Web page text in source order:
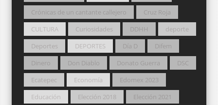
Crónicas de un cantante callejero
Cruz Roja
CULTURA
Curiosidades DDHH
deporte
Deportes
DEPORTES Día D
Difem
Dinero
Don Diablo Donato Guerra
DSC
Ecatepec
Economía
Edomex 2023
Educación
Elección 2018
Elección 2021